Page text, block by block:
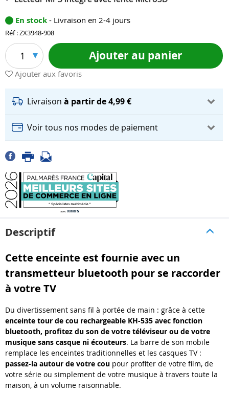
En stock - Livraison en 2-4 jours
Réf : ZX3948-908
1 Ajouter au panier
Ajouter aux favoris
Livraison à partir de 4,99 €
Voir tous nos modes de paiement
Descriptif
Cette enceinte est fournie avec un
transmetteur bluetooth pour se raccorder
à votre TV
Du divertissement sans fil à portée de main : grâce à cette
enceinte tour de cou rechargeable KH-535 avec fonction
bluetooth, profitez du son de votre téléviseur ou de votre
musique sans casque ni écouteurs. La barre de son mobile
remplace les enceintes traditionnelles et les casques TV :
passez-la autour de votre cou pour profiter de votre film, de
votre série ou simplement de votre musique à travers toute la
maison, à un volume raisonnable.